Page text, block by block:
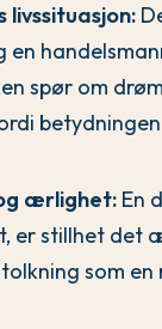
livssituasjon:
en
spør om
ærlighet: En
er stillhet det
som en